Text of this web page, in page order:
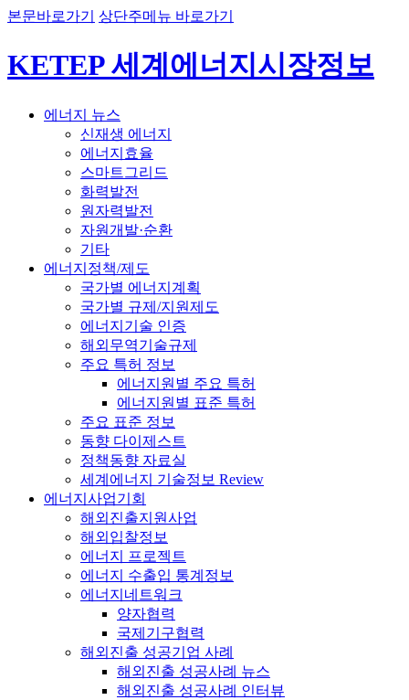
본문바로가기 상단주메뉴 바로가기
KETEP 세계에너지시장정보
에너지 뉴스
신재생 에너지
에너지효율
스마트그리드
화력발전
원자력발전
자원개발·순환
기타
에너지정책/제도
국가별 에너지계획
국가별 규제/지원제도
에너지기술 인증
해외무역기술규제
주요 특허 정보
에너지원별 주요 특허
에너지원별 표준 특허
주요 표준 정보
동향 다이제스트
정책동향 자료실
세계에너지 기술정보 Review
에너지사업기회
해외진출지원사업
해외입찰정보
에너지 프로젝트
에너지 수출입 통계정보
에너지네트워크
양자협력
국제기구협력
해외진출 성공기업 사례
해외진출 성공사례 뉴스
해외진출 성공사례 인터뷰